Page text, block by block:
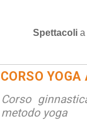
Spettacoli a
CORSO
Corso
metodo yoga